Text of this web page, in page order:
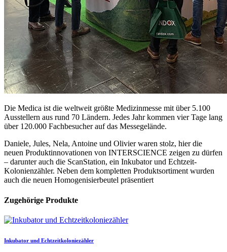
Die Medica ist die weltweit größte Medizinmesse mit über 5.100
Ausstellern aus rund 70 Ländern. Jedes Jahr kommen vier Tage lang
über 120.000 Fachbesucher auf das Messegelände.
Daniele, Jules, Nela, Antoine und Olivier waren stolz, hier die
neuen Produktinnovationen von INTERSCIENCE zeigen zu dürfen
– darunter auch die ScanStation, ein Inkubator und Echtzeit-
Kolonienzähler. Neben dem kompletten Produktsortiment wurden
auch die neuen Homogenisierbeutel präsentiert
Zugehörige Produkte
Inkubator und Echtzeitkoloniezähler